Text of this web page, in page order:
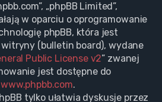
„phpBB Limited”,
w oparciu o oprogramowanie
phpBB, która jest
(bulletin board), wydane
Public License v2” zwanej
jest dostępne do
www.phpbb.com.
tylko ułatwia dyskusje przez